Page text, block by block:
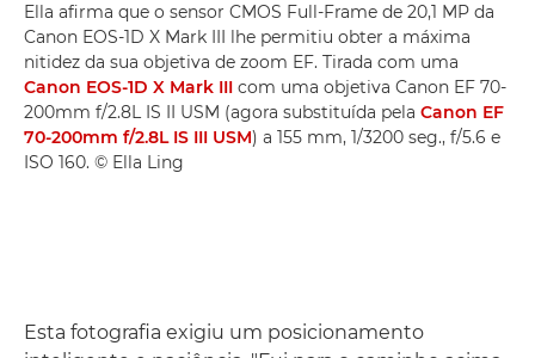
Ella afirma que o sensor CMOS Full-Frame de 20,1 MP da
Canon EOS-1D X Mark III lhe permitiu obter a máxima
nitidez da sua objetiva de zoom EF. Tirada com uma
Canon EOS-1D X Mark III com uma objetiva Canon EF 70-
200mm f/2.8L IS II USM (agora substituída pela Canon EF
70-200mm f/2.8L IS III USM) a 155 mm, 1/3200 seg., f/5.6 e
ISO 160. © Ella Ling
Esta fotografia exigiu um posicionamento